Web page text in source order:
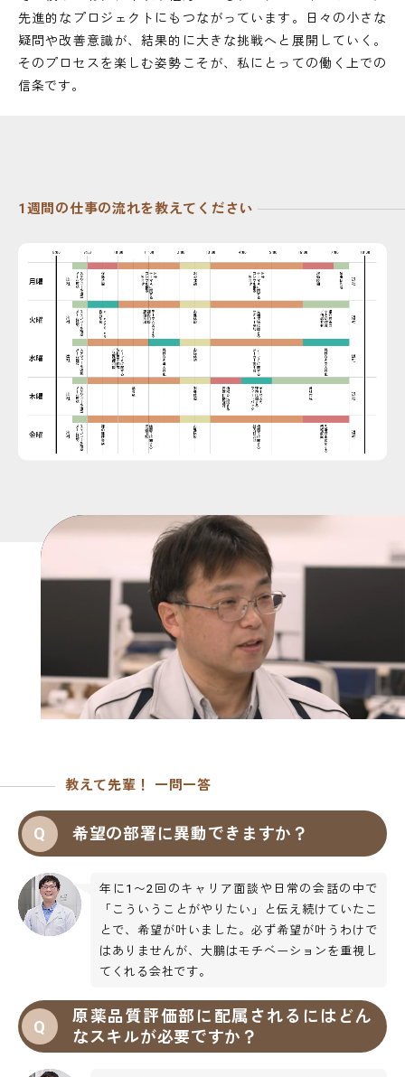
先進的なプロジェクトにもつながっています。日々の小さな
疑問や改善意識が、結果的に大きな挑戦へと展開していく。
そのプロセスを楽しむ姿勢こそが、私にとっての働く上での
信条です。
1週間の仕事の流れを教えてください
教えて先輩！ 一問一答
希望の部署に異動できますか？
年に1〜2回のキャリア面談や日常の会話の中で
「こういうことがやりたい」と伝え続けていたこ
とで、希望が叶いました。必ず希望が叶うわけで
はありませんが、大鵬はモチベーションを重視し
てくれる会社です。
原薬品質評価部に配属されるにはどん
なスキルが必要ですか？